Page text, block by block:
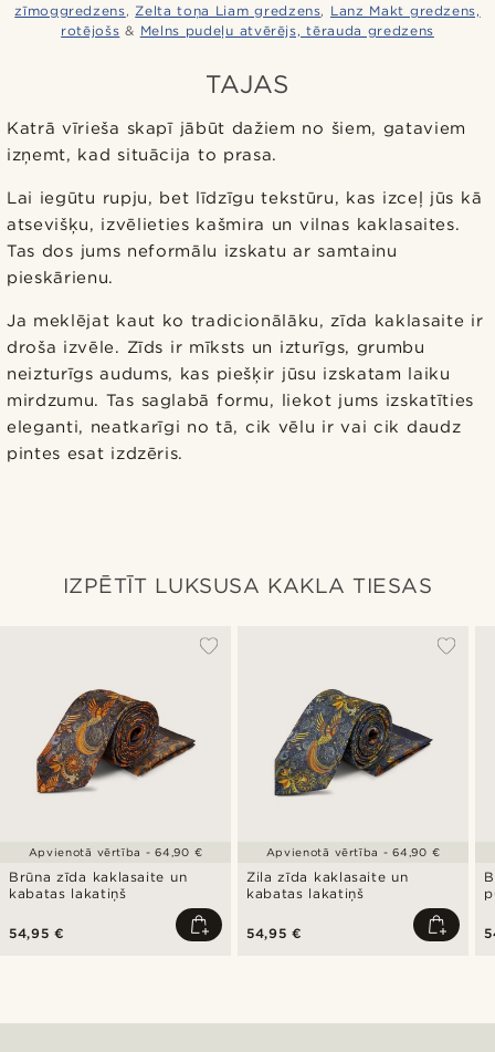
zīmoggredzens, Zelta toņa Liam ​​gredzens, Lanz Makt gredzens,
rotējošs & Melns pudeļu atvērējs, tērauda gredzens
TAJAS
Katrā vīrieša skapī jābūt dažiem no šiem, gataviem
izņemt, kad situācija to prasa.
Lai iegūtu rupju, bet līdzīgu tekstūru, kas izceļ jūs kā
atsevišķu, izvēlieties kašmira un vilnas kaklasaites.
Tas dos jums neformālu izskatu ar samtainu
pieskārienu.
Ja meklējat kaut ko tradicionālāku, zīda kaklasaite ir
droša izvēle. Zīds ir mīksts un izturīgs, grumbu
neizturīgs audums, kas piešķir jūsu izskatam laiku
mirdzumu. Tas saglabā formu, liekot jums izskatīties
eleganti, neatkarīgi no tā, cik vēlu ir vai cik daudz
pintes esat izdzēris.
IZPĒTĪT LUKSUSA KAKLA TIESAS
Brūna zīda kaklasaite un
kabatas lakatiņš
54,95 €
Apvienotā vērtība - 64,90 €
Zila zīda kaklasaite un
kabatas lakatiņš
54,95 €
Apvienotā vērtība - 64,90 €